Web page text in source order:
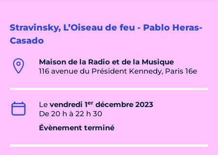
Stravinsky, L’Oiseau de feu - Pablo Heras-
Casado
Maison de la Radio et de la Musique
116 avenue du Président Kennedy, Paris 16e
Le vendredi 1er décembre 2023
De 20 h à 22 h 30
Évènement terminé